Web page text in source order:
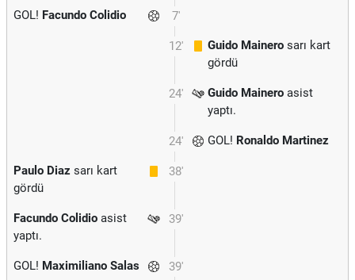
7'
GOL! Facundo Colidio
12' Guido Mainero sarı kart
gördü
24' Guido Mainero asist
yaptı.
24' GOL! Ronaldo Martinez
38'
Paulo Diaz sarı kart
gördü
39'
Facundo Colidio asist
yaptı.
39'
GOL! Maximiliano Salas